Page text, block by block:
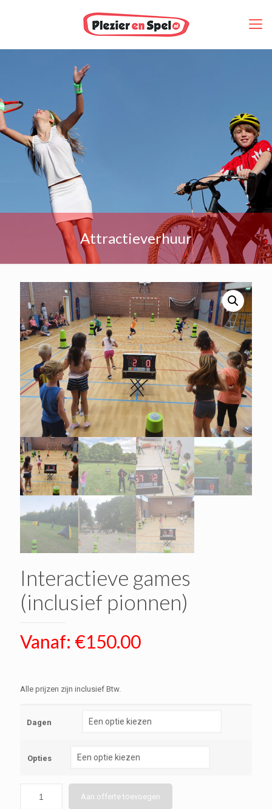
Attractieverhuur
Interactieve games
(inclusief pionnen)
Vanaf: €150.00
Alle prijzen zijn inclusief Btw.
Dagen
Opties
Aan offerte toevoegen